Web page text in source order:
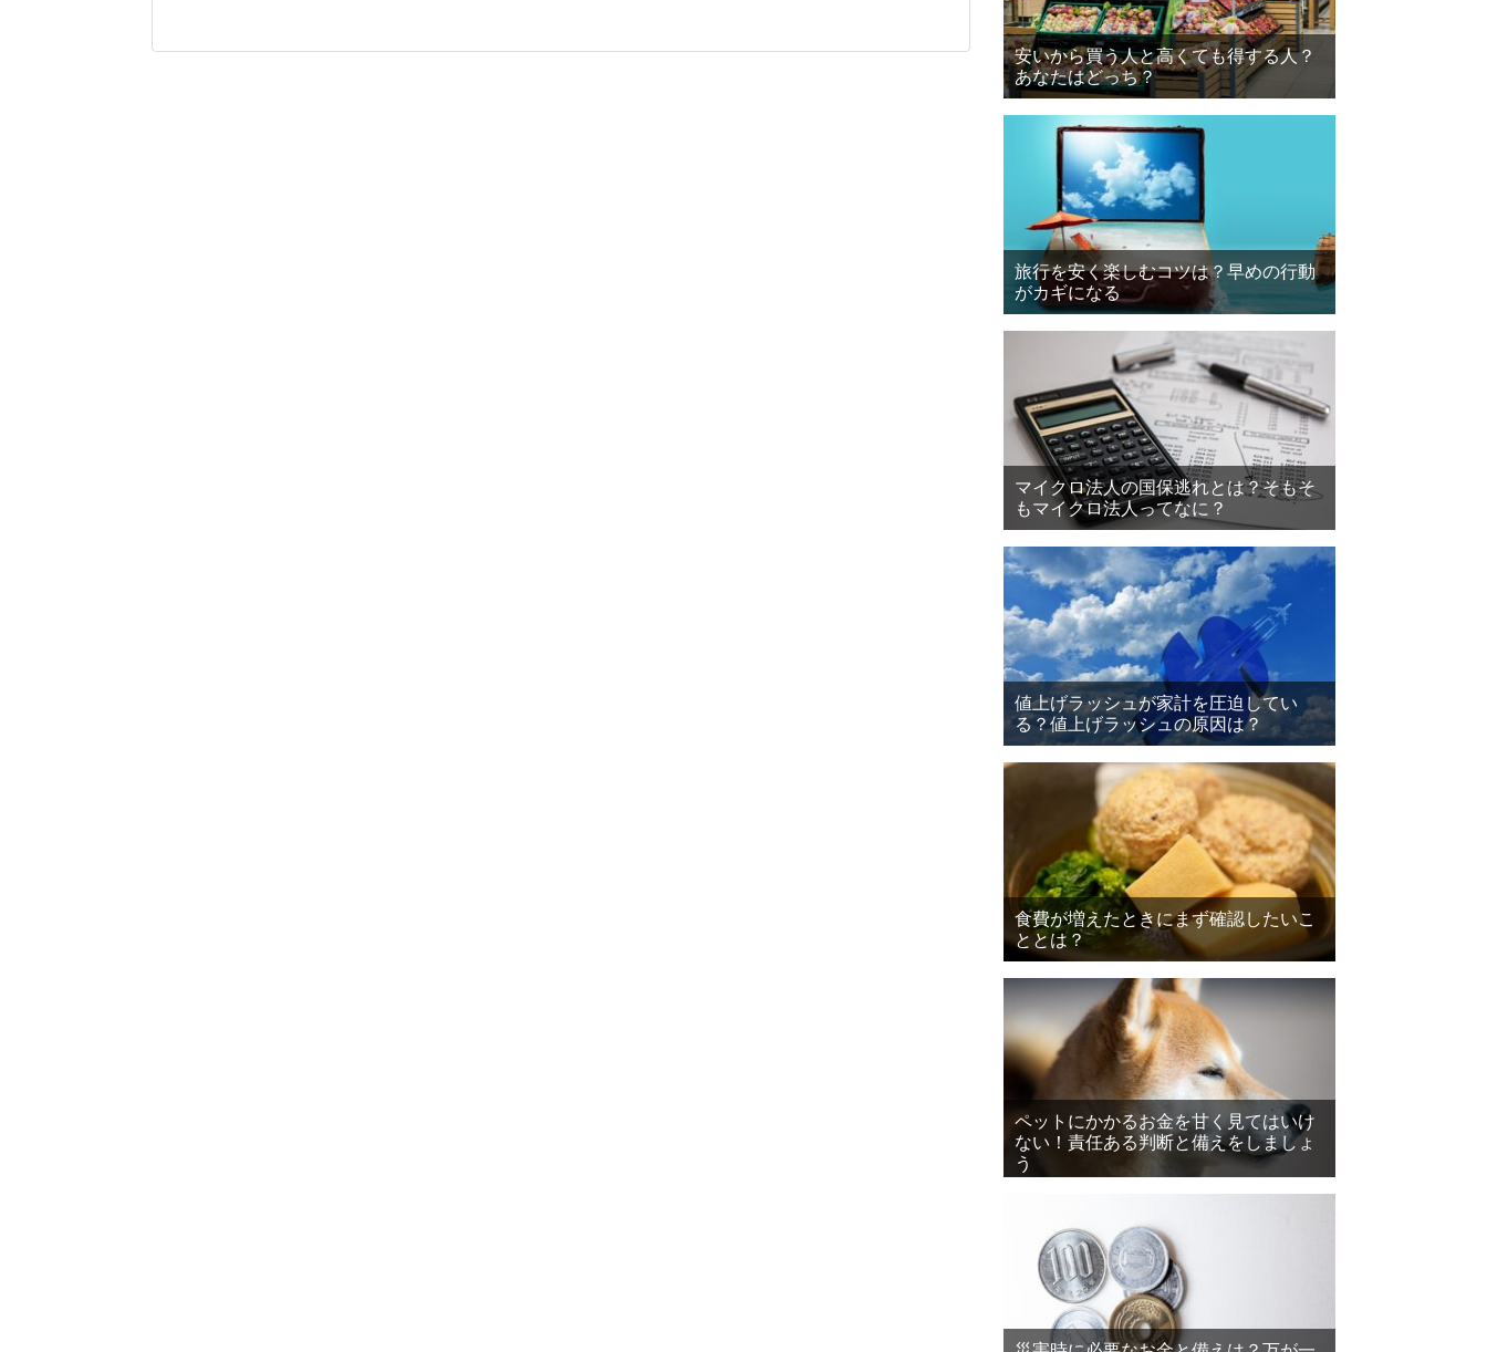
安いから買う人と高くても得する人？
あなたはどっち？
旅行を安く楽しむコツは？早めの行動
がカギになる
マイクロ法人の国保逃れとは？そもそ
もマイクロ法人ってなに？
値上げラッシュが家計を圧迫してい
る？値上げラッシュの原因は？
食費が増えたときにまず確認したいこ
ととは？
ペットにかかるお金を甘く見てはいけ
ない！責任ある判断と備えをしましょ
う